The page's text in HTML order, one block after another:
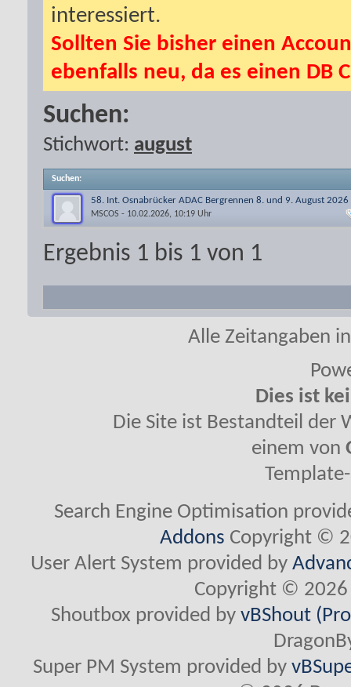
interessiert.
Sollten Sie bisher einen
ebenfalls neu, da es einen DB
Suchen:
Stichwort: august
Suchen:
58. Int. Osnabrücker ADAC Bergrennen 8. und 9. August 2026
MSCOS - 10.02.2026, 10:19 Uhr
Ergebnis 1 bis 1 von 1
Alle Zeitangaben
Dies ist
Die Site ist Bestandteil der
einem von
Search Engine Optimisation
Addons Copyright ©
User Alert System provided by
Copyright © 2026
Shoutbox provided byvBShout
Super PM System provided by